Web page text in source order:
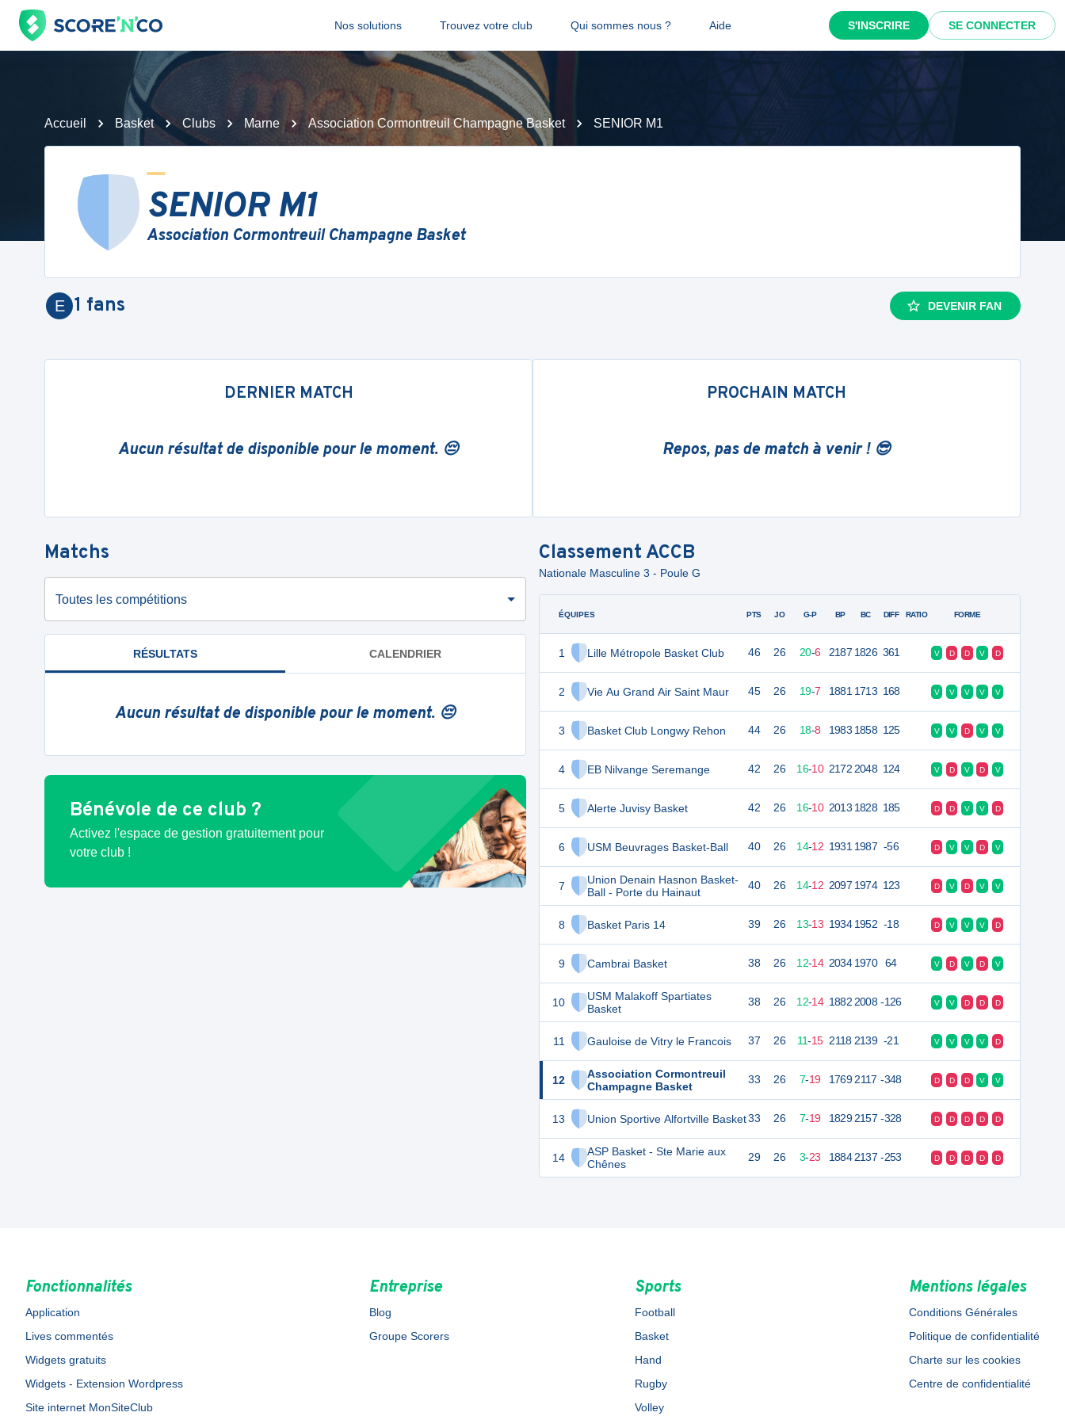
Nos solutions Trouvez votre club Qui sommes nous ? Aide S'INSCRIRE SE CONNECTER
Accueil Basket Clubs Marne Association Cormontreuil Champagne Basket SENIOR M1
SENIOR M1
Association Cormontreuil Champagne Basket
E 1 fans DEVENIR FAN
DERNIER MATCH
Aucun résultat de disponible pour le moment. 😔
PROCHAIN MATCH
Repos, pas de match à venir ! 😎
Matchs
Toutes les compétitions
RÉSULTATS CALENDRIER
Aucun résultat de disponible pour le moment. 😔
Bénévole de ce club ?
Activez l'espace de gestion gratuitement pour
votre club !
Classement ACCB
Nationale Masculine 3 - Poule G
ÉQUIPES
1 Lille Métropole Basket Club
2 Vie Au Grand Air Saint Maur
3 Basket Club Longwy Rehon
4 EB Nilvange Seremange
5 Alerte Juvisy Basket
6 USM Beuvrages Basket-Ball
7
Union Denain Hasnon Basket-
Ball - Porte du Hainaut
8 Basket Paris 14
9 Cambrai Basket
10
USM Malakoff Spartiates
Basket
11 Gauloise de Vitry le Francois
12
Association Cormontreuil
Champagne Basket
13 Union Sportive Alfortville Basket
14
ASP Basket - Ste Marie aux
Chênes
PTS JO G-P BP BC DIFF RATIO FORME
46 26 20-6 2187 1826 361 V D D V D
45 26 19-7 1881 1713 168 V V V V V
44 26 18-8 1983 1858 125 V V D V V
42 26 16-10 2172 2048 124 V D V D V
42 26 16-10 2013 1828 185 D D V V D
40 26 14-12 1931 1987 -56 D V V D V
40 26 14-12 2097 1974 123 D V D V V
39 26 13-13 1934 1952 -18 D V V V D
38 26 12-14 2034 1970 64 V D V D V
38 26 12-14 1882 2008 -126 V V D D D
37 26 11-15 2118 2139 -21 V V V V D
33 26 7-19 1769 2117 -348 D D D V V
33 26 7-19 18292157 -328 D D D D D
29 26 3-23 18842137 -253 D D D D D
Fonctionnalités
Application
Lives commentés
Widgets gratuits
Widgets - Extension Wordpress
Site internet MonSiteClub
Entreprise
Blog
Groupe Scorers
Sports
Football
Basket
Hand
Rugby
Volley
Mentions légales
Conditions Générales
Politique de confidentialité
Charte sur les cookies
Centre de confidentialité